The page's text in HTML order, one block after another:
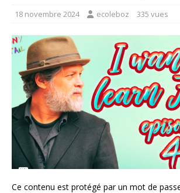
18 novembre 2024 ecoleboz 335 vues
Ce contenu est protégé par un mot de